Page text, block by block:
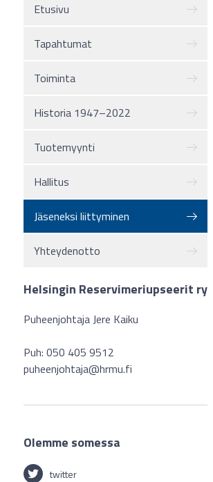
Etusivu
Tapahtumat
Toiminta
Historia 1947–2022
Tuotemyynti
Hallitus
Jäseneksi liittyminen
Yhteydenotto
Helsingin Reservimeriupseerit ry
Puheenjohtaja Jere Kaiku
Puh: 050 405 9512
puheenjohtaja@hrmu.fi
Olemme somessa
twitter